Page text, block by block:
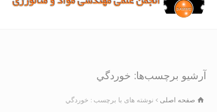
برچسب‌ها: خوردگي
صفحه اصلی نوشته های با برچسب : خوردگي